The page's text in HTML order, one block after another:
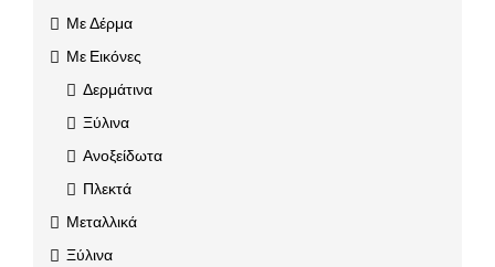
Με Δέρμα
Με Εικόνες
Δερμάτινα
Ξύλινα
Ανοξείδωτα
Πλεκτά
Μεταλλικά
Ξύλινα